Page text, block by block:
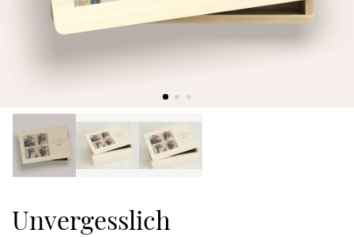
Unvergesslich